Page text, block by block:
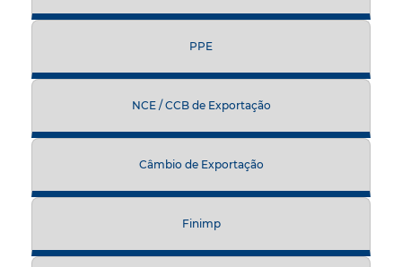
PPE
NCE / CCB de Exportação
Câmbio de Exportação
Finimp